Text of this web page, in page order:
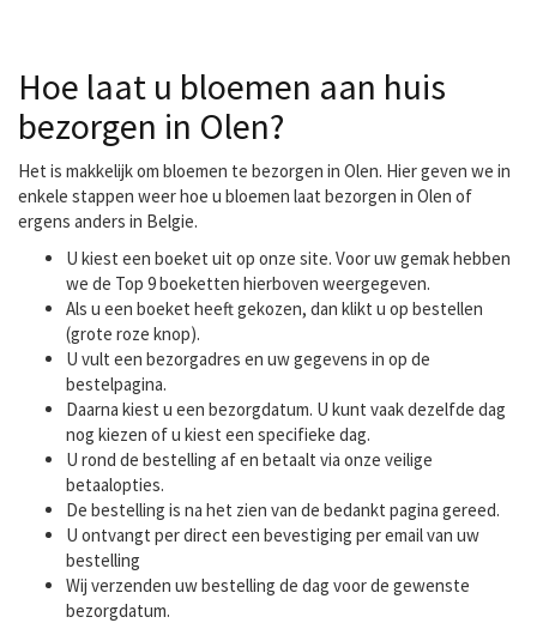
Hoe laat u bloemen aan huis
bezorgen in Olen?
Het is makkelijk om bloemen te bezorgen in Olen. Hier geven we in
enkele stappen weer hoe u bloemen laat bezorgen in Olen of
ergens anders in Belgie.
U kiest een boeket uit op onze site. Voor uw gemak hebben
we de Top 9 boeketten hierboven weergegeven.
Als u een boeket heeft gekozen, dan klikt u op bestellen
(grote roze knop).
U vult een bezorgadres en uw gegevens in op de
bestelpagina.
Daarna kiest u een bezorgdatum. U kunt vaak dezelfde dag
nog kiezen of u kiest een specifieke dag.
U rond de bestelling af en betaalt via onze veilige
betaalopties.
De bestelling is na het zien van de bedankt pagina gereed.
U ontvangt per direct een bevestiging per email van uw
bestelling
Wij verzenden uw bestelling de dag voor de gewenste
bezorgdatum.